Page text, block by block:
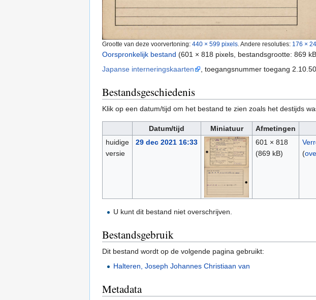
Grootte van deze voorvertoning: 440 × 599 pixels Andere resoluties: 176 ×
Oorspronkelijk bestand (601 × 818 pixels, bestandsgrootte: 869
Japanse interneringskaarten
, toegangsnummer toegang
Bestandsgeschiedenis
Klik op een datum/tijd om het bestand te zien zoals het destijds
Datum/tijd Miniatuur Afmetingen
huidige
versie
29 dec 2021 16:33
601 × 818
(869 kB)
(
U kunt dit bestand niet overschrijven.
Bestandsgebruik
Dit bestand wordt op de volgende pagina gebruikt:
Halteren, Joseph Johannes Christiaan van
Metadata